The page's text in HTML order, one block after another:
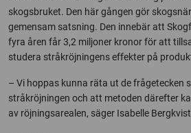
skogsbruket. Den här gången gör
gemensam satsning. Den innebär att
fyra åren får 3,2 miljoner kronor för att
studera stråkröjningens effekter på
– Vi hoppas kunna räta ut de frågetecken
stråkröjningen och att metoden därefter
av röjningsarealen, säger Isabelle